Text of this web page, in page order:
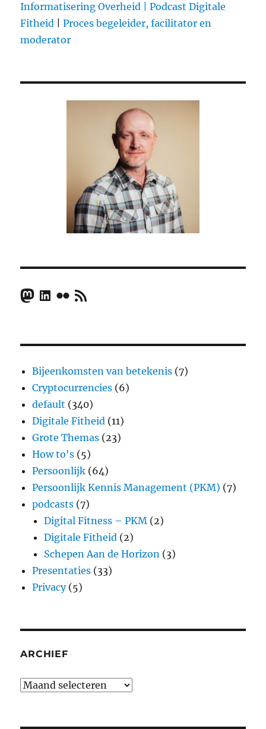
Informatisering Overheid |
Podcast Digitale
Fitheid |Proces begeleider, facilitator en
moderator
Mastodon
LinkedIn
FlickrRSS Feed
Bijeenkomsten van betekenis (7)
Cryptocurrencies (6)
default (340)
Digitale Fitheid (11)
Grote Themas (23)
How to's (5)
Persoonlijk (64)
Persoonlijk Kennis Management (PKM) (7)
podcasts (7)
Digital Fitness – PKM (2)
Digitale Fitheid (2)
Schepen Aan de Horizon (3)
Presentaties (33)
Privacy(5)
ARCHIEF
Archief